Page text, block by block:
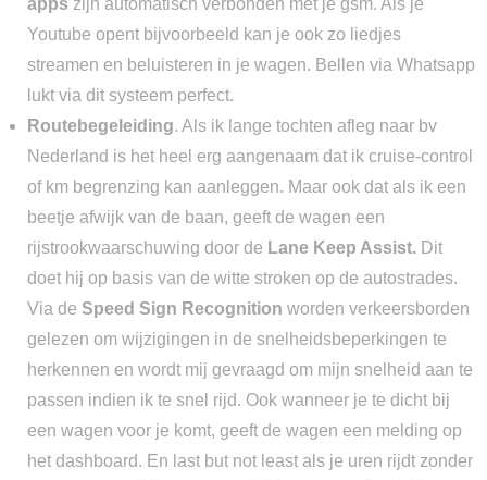
Youtube opent bijvoorbeeld kan je ook zo liedjes
streamen en beluisteren in je wagen. Bellen via Whatsapp
lukt via dit systeem perfect.
Routebegeleiding. Als ik lange tochten afleg naar bv
Nederland is het heel erg aangenaam dat ik cruise-control
of km begrenzing kan aanleggen. Maar ook dat als ik een
beetje afwijk van de baan, geeft de wagen een
rijstrookwaarschuwing door de Lane Keep Assist. Dit
doet hij op basis van de witte stroken op de autostrades.
Via de Speed Sign Recognition worden verkeersborden
gelezen om wijzigingen in de snelheidsbeperkingen te
herkennen en wordt mij gevraagd om mijn snelheid aan te
passen indien ik te snel rijd. Ook wanneer je te dicht bij
een wagen voor je komt, geeft de wagen een melding op
het dashboard. En last but not least als je uren rijdt zonder